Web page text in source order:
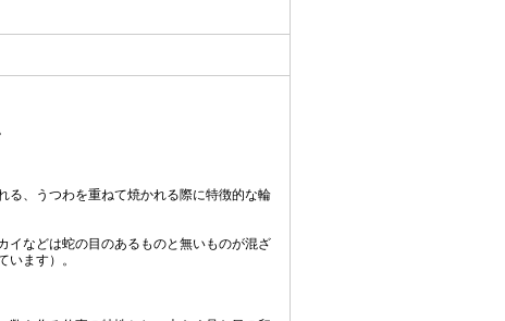
る、うつわを重ねて焼かれる際に特徴的な輪
イなどは蛇の目のあるものと無いものが混ざ
います）。